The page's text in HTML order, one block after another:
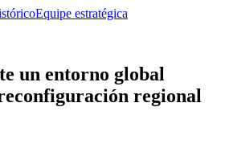
Equipe estratégica
un entorno global
regional